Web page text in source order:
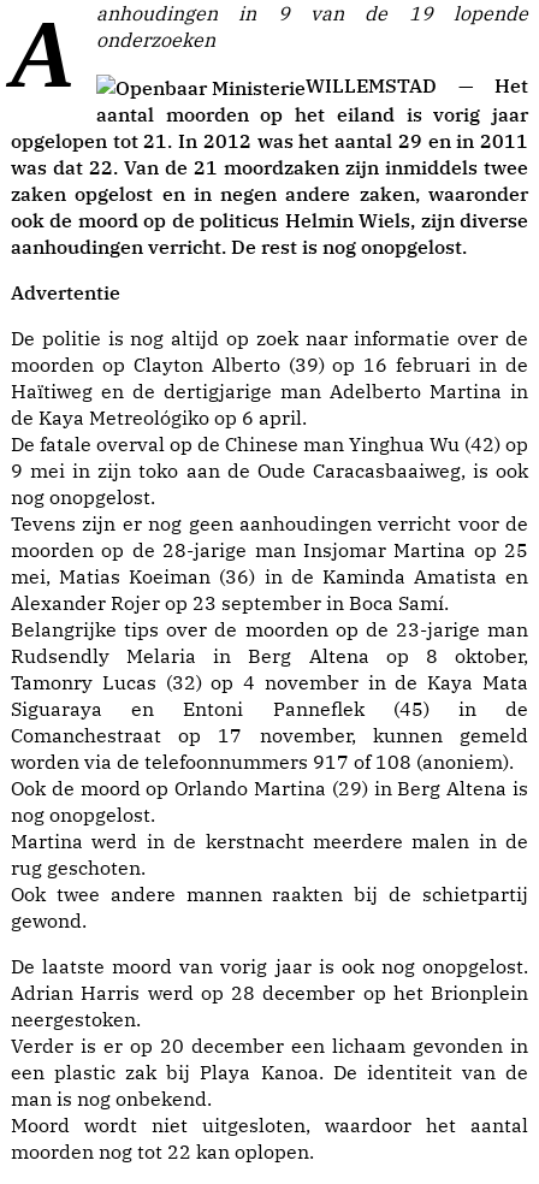
Aanhoudingen in 9 van de 19 lopende
onderzoeken
WILLEMSTAD — Het
aantal moorden op het eiland is vorig jaar
opgelopen tot 21. In 2012 was het aantal 29 en in 2011
was dat 22. Van de 21 moordzaken zijn inmiddels twee
zaken opgelost en in negen andere zaken, waaronder
ook de moord op de politicus Helmin Wiels, zijn diverse
aanhoudingen verricht. De rest is nog onopgelost.
Advertentie
De politie is nog altijd op zoek naar informatie over de
moorden op Clayton Alberto (39) op 16 februari in de
Haïtiweg en de dertigjarige man Adelberto Martina in
de Kaya Metreológiko op 6 april.
De fatale overval op de Chinese man Yinghua Wu (42) op
9 mei in zijn toko aan de Oude Caracasbaaiweg, is ook
nog onopgelost.
Tevens zijn er nog geen aanhoudingen verricht voor de
moorden op de 28-jarige man Insjomar Martina op 25
mei, Matias Koeiman (36) in de Kaminda Amatista en
Alexander Rojer op 23 september in Boca Samí.
Belangrijke tips over de moorden op de 23-jarige man
Rudsendly Melaria in Berg Altena op 8 oktober,
Tamonry Lucas (32) op 4 november in de Kaya Mata
Siguaraya en Entoni Panneflek (45) in de
Comanchestraat op 17 november, kunnen gemeld
worden via de telefoonnummers 917 of 108 (anoniem).
Ook de moord op Orlando Martina (29) in Berg Altena is
nog onopgelost.
Martina werd in de kerstnacht meerdere malen in de
rug geschoten.
Ook twee andere mannen raakten bij de schietpartij
gewond.
De laatste moord van vorig jaar is ook nog onopgelost.
Adrian Harris werd op 28 december op het Brionplein
neergestoken.
Verder is er op 20 december een lichaam gevonden in
een plastic zak bij Playa Kanoa. De identiteit van de
man is nog onbekend.
Moord wordt niet uitgesloten, waardoor het aantal
moorden nog tot 22 kan oplopen.